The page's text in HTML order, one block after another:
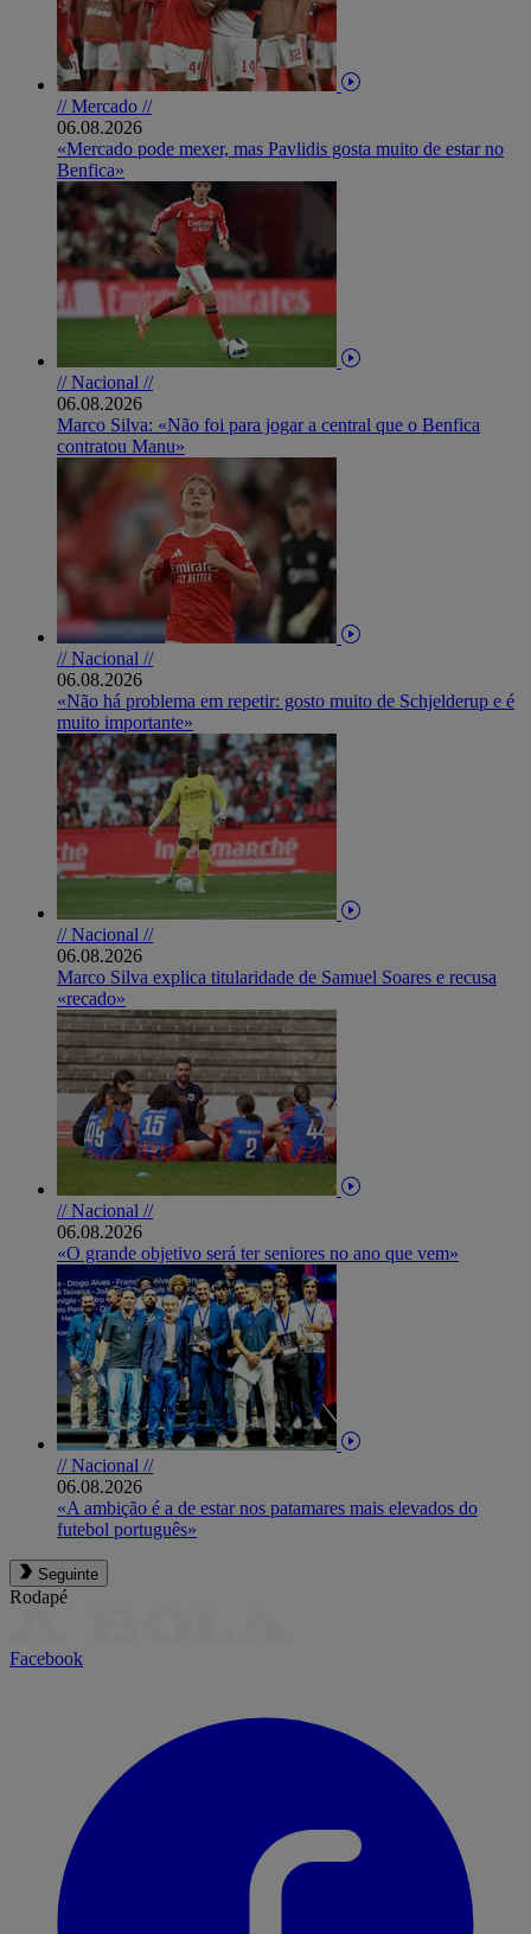
// Mercado //
06.08.2026
«Mercado pode mexer, mas Pavlidis gosta muito de estar no
Benfica»
// Nacional //
06.08.2026
Marco Silva: «Não foi para jogar a central que o Benfica
contratou Manu»
// Nacional //
06.08.2026
«Não há problema em repetir: gosto muito de Schjelderup e é
muito importante»
// Nacional //
06.08.2026
Marco Silva explica titularidade de Samuel Soares e recusa
«recado»
// Nacional //
06.08.2026
«O grande objetivo será ter seniores no ano que vem»
// Nacional //
06.08.2026
«A ambição é a de estar nos patamares mais elevados do
futebol português»
Seguinte
Rodapé
Facebook